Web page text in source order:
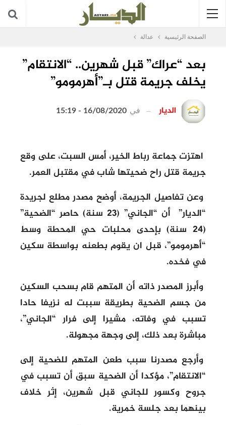
الصفحة الرئيسية عدالة
بعد “عراك” قبل شهرين.. “الانتقام”
يخلف جريمة قتل بـ”أهرمومو”
الديار في 16/08/2020 - 15:19
اهتزت جماعة رباط الخير، أمس السبت، على وقع
جريمة قتل راح ضحيتها شاب في مقتبل العمر.
وعن تفاصيل الجريمة، أوضح مصدر مطلع لجريدة
“الديار” أن “الجاني” (23 سنة) حاصر “الضحية”
(24 سنة) بإحدى محلبات حي المحطة وسط
“أهرمومو”، قبل ان يقوم بطعنه بواسطة سكين
في فخده.
وأبرز المصدر ذاته أن المتهم قام بسحب السكين
من جسم الضحية بطريقة سببت له نزيفا حادا
تسبب في وفاته، مشيرا إلى فرار “الجاني”،
مباشرة بعد ذلك، إلى وجهة مجهولة.
وأرجع مصدرنا سبب طعن المتهم للضحية إلى
“الانتقام”، مؤكدا أن الضحية سبق أن تسبب في
جروح وكسور للجاني قبل شهرين، إثر خلاف
بينهما بعد جلسة خمرية.